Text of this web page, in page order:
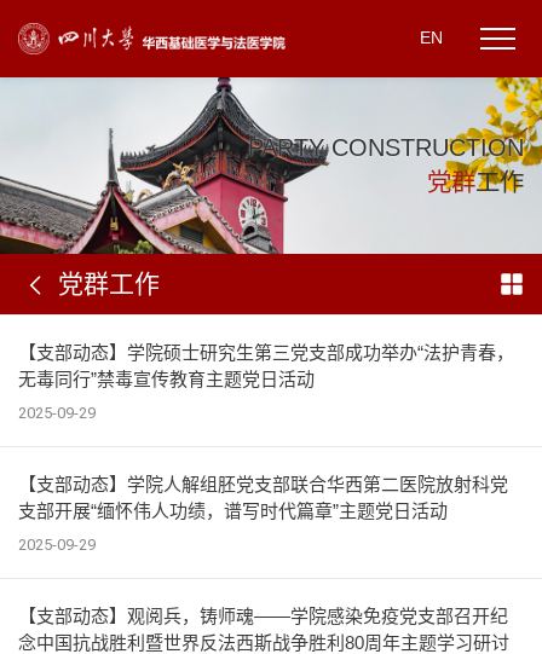
EN
PARTY CONSTRUCTION
党群工作
党群工作
【支部动态】学院硕士研究生第三党支部成功举办“法护青春，
无毒同行”禁毒宣传教育主题党日活动
2025-09-29
【支部动态】学院人解组胚党支部联合华西第二医院放射科党
支部开展“缅怀伟人功绩，谱写时代篇章”主题党日活动
2025-09-29
【支部动态】观阅兵，铸师魂——学院感染免疫党支部召开纪
念中国抗战胜利暨世界反法西斯战争胜利80周年主题学习研讨